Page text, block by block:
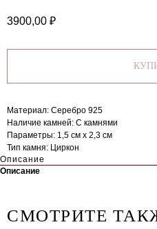
3900,00 ₽
Материал: Серебро 925
Наличие камней: C камнями
Параметры: 1,5 см х 2,3 см
Тип камня: Циркон
Описание
Описание
СМОТРИТЕ